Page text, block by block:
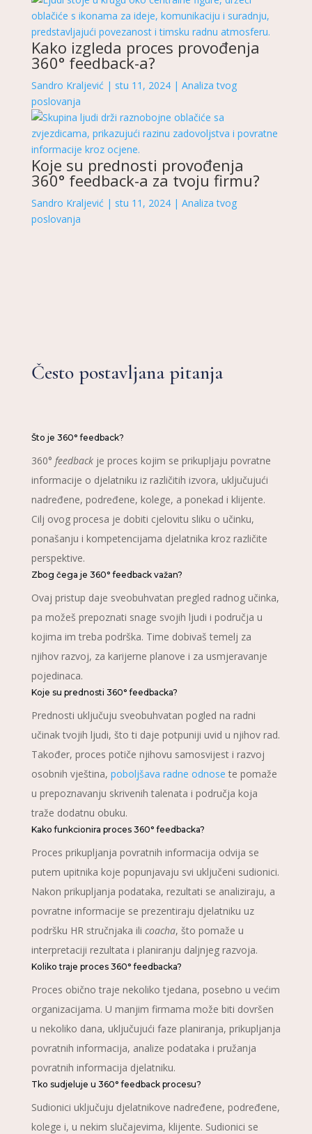
Kako izgleda proces provođenja
360° feedback-a?
Sandro Kraljević | stu 11, 2024 | Analiza tvog
poslovanja
Koje su prednosti provođenja
360° feedback-a za tvoju firmu?
Sandro Kraljević | stu 11, 2024 | Analiza tvog
poslovanja
Često postavljana pitanja
Što je 360° feedback?
360° feedbackje proces kojim se prikupljaju povratne
informacije o djelatniku iz različitih izvora, uključujući
nadređene, podređene, kolege, a ponekad i klijente.
Cilj ovog procesa je dobiti cjelovitu sliku o učinku,
ponašanju i kompetencijama djelatnika kroz različite
perspektive.
Zbog čega je 360° feedback važan?
Ovaj pristup daje sveobuhvatan pregled radnog učinka,
pa možeš prepoznati snage svojih ljudi i područja u
kojima im treba podrška. Time dobivaš temelj za
njihov razvoj, za karijerne planove i za usmjeravanje
pojedinaca.
Koje su prednosti 360° feedbacka?
Prednosti uključuju sveobuhvatan pogled na radni
učinak tvojih ljudi, što ti daje potpuniji uvid u njihov rad.
Također, proces potiče njihovu samosvijest i razvoj
osobnih vještina, poboljšava radne odnose te pomaže
u prepoznavanju skrivenih talenata i područja koja
traže dodatnu obuku.
Kako funkcionira proces 360° feedbacka?
Proces prikupljanja povratnih informacija odvija se
putem upitnika koje popunjavaju svi uključeni sudionici.
Nakon prikupljanja podataka, rezultati se analiziraju, a
povratne informacije se prezentiraju djelatniku uz
podršku HR stručnjaka ili coacha, što pomaže u
interpretaciji rezultata i planiranju daljnjeg razvoja.
Koliko traje proces 360° feedbacka?
Proces obično traje nekoliko tjedana, posebno u većim
organizacijama. U manjim firmama može biti dovršen
u nekoliko dana, uključujući faze planiranja, prikupljanja
povratnih informacija, analize podataka i pružanja
povratnih informacija djelatniku.
Tko sudjeluje u 360° feedback procesu?
Sudionici uključuju djelatnikove nadređene, podređene,
kolege i, u nekim slučajevima, klijente. Sudionici se